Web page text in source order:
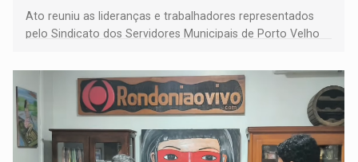
Ato reuniu as lideranças e trabalhadores representados
pelo Sindicato dos Servidores Municipais de Porto Velho